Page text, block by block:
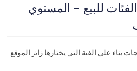
للبيع - المستوي
علي الفئة التي يختارها زائر الموقع